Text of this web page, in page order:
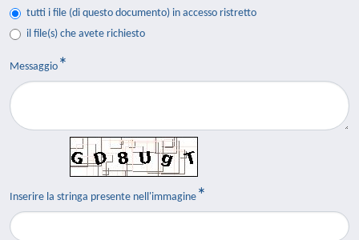
tutti i file (di questo documento) in accesso ristretto
il file(s) che avete richiesto
Messaggio
Inserire la stringa presente nell'immagine